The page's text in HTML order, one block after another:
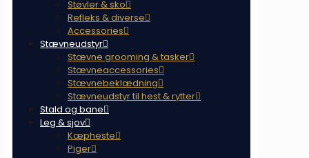
Støvler & sko
Refleks & diverse
Accessories
Stævneudstyr
Stævne grooming & tasker
Stævneaccessories
Stævnebeklædning
Stævneudstyr til hest & rytter
Stald og bane
Leg & sjov
Kæpheste
Piger